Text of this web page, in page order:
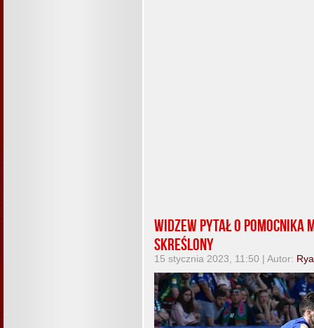
Widzew pytał o pomocnika
skreślony
15 stycznia 2023, 11:50 | Autor: